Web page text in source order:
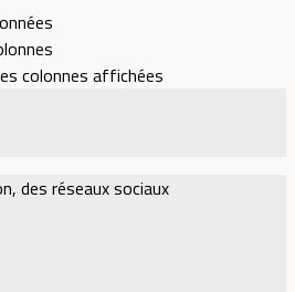
colonnes affichées
des réseaux sociaux